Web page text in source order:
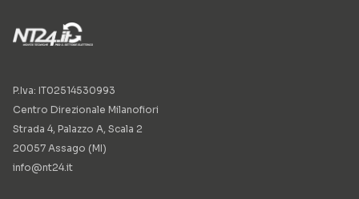
P.Iva: IT02514530993
Centro Direzionale Milanofiori
Strada 4, Palazzo A, Scala 2
20057 Assago (MI)
info@nt24.it